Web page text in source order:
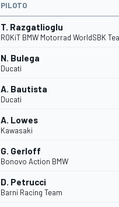
PILOTO
T. Razgatlioglu
ROKiT BMW Motorrad WorldSBK
N. Bulega
Ducati
A. Bautista
Ducati
A. Lowes
Kawasaki
G. Gerloff
Bonovo Action BMW
D. Petrucci
Barni Racing Team